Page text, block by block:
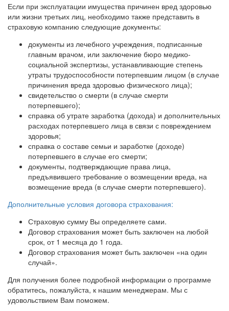
Если при эксплуатации имущества причинен вред здоровью
или жизни третьих лиц, необходимо также представить в
страховую компанию следующие документы:
документы из лечебного учреждения, подписанные
главным врачом, или заключение бюро медико-
социальной экспертизы, устанавливающие степень
утраты трудоспособности потерпевшим лицом (в случае
причинения вреда здоровью физического лица);
свидетельство о смерти (в случае смерти
потерпевшего);
справка об утрате заработка (дохода) и дополнительных
расходах потерпевшего лица в связи с повреждением
здоровья;
справка о составе семьи и заработке (доходе)
потерпевшего в случае его смерти;
документы, подтверждающие права лица,
предъявившего требование о возмещении вреда, на
возмещение вреда (в случае смерти потерпевшего).
Дополнительные условия договора страхования:
Страховую сумму Вы определяете сами.
Договор страхования может быть заключен на любой
срок, от 1 месяца до 1 года.
Договор страхования может быть заключен «на один
случай».
Для получения более подробной информации о программе
обратитесь, пожалуйста, к нашим менеджерам. Мы с
удовольствием Вам поможем.